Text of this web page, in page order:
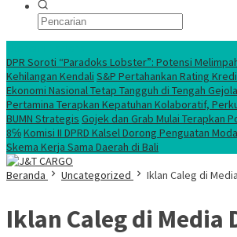
DPR Soroti “Paradoks Lobster”: Potensi
Kehilangan Kendali S&P Pertahankan Rating
Ekonomi Nasional Tetap Tangguh di Tengah
Pertamina Terapkan Kepatuhan Kolaboratif,
BUMN Strategis Gojek dan Grab Mulai Terapkan
8℅Komisi II DPRD Kalsel Dorong Penguatan
Skema Kerja Sama Daerah di Bali
Beranda
Uncategorized Iklan Caleg di
Iklan Caleg di Media